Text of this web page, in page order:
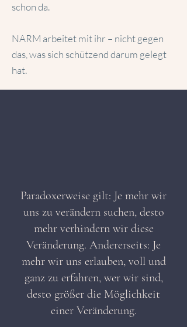
schon da.
NARM arbeitet mit ihr – nicht gegen
das, was sich schützend darum gelegt
hat.
Paradoxerweise gilt: Je mehr wir
uns zu verändern suchen, desto
mehr verhindern wir diese
Veränderung. Andererseits: Je
mehr wir uns erlauben, voll und
ganz zu erfahren, wer wir sind,
desto größer die Möglichkeit
einer Veränderung.